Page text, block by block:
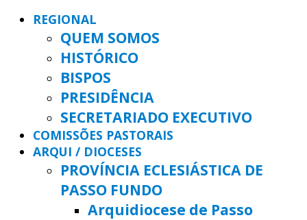
REGIONAL
QUEM SOMOS
HISTÓRICO
BISPOS
PRESIDÊNCIA
SECRETARIADO EXECUTIVO
COMISSÕES PASTORAIS
ARQUI / DIOCESES
PROVÍNCIA ECLESIÁSTICA DE
PASSO FUNDO
Arquidiocese de Passo